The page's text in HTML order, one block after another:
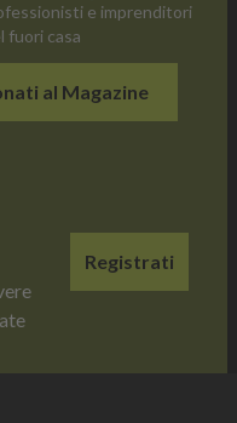
e imprenditori
fuori casa
al Magazine
Registrati